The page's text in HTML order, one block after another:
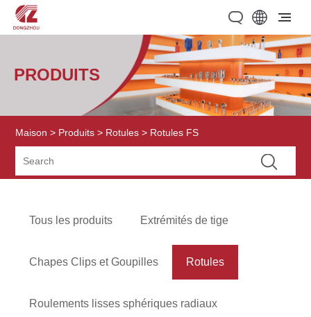
PRODUITS
Maison > Produits > Rotules > Rotules FS
Tous les produits Extrémités de tige
Chapes Clips et Goupilles Rotules
Roulements lisses sphériques radiaux